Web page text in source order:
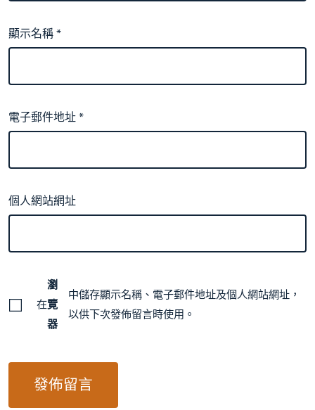
顯示名稱*
電子郵件地址*
個人網站網址
在
瀏
覽
器
中儲存顯示名稱、電子郵件地址及個人網站網址，
以供下次發佈留言時使用。